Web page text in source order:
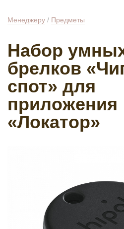
Менеджеру / Предметы
Набор
брелков
спот» для
приложения
«Локатор»